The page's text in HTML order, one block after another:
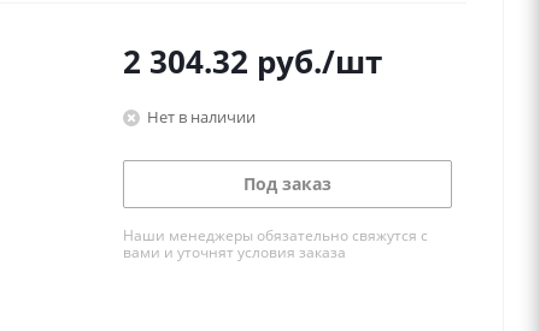
2 304.32 руб./шт
Нет в наличии
Под заказ
Наши менеджеры обязательно свяжутся с
вами и уточнят условия заказа